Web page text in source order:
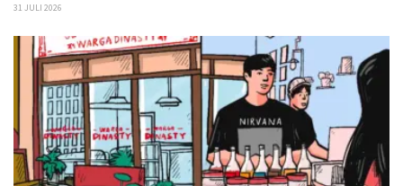
31 JULI 2026